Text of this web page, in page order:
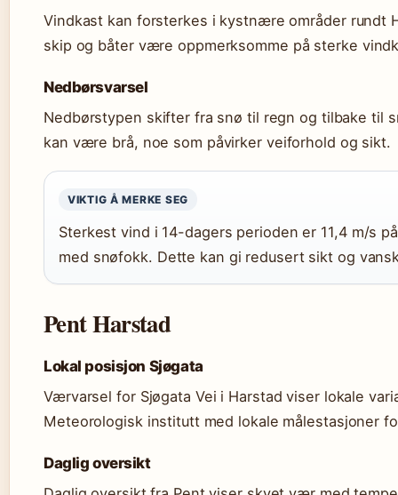
Vindkast kan forsterkes i kystnære områder rundt
skip og båter være oppmerksomme på sterke
Nedbørsvarsel
Nedbørstypen skifter fra snø til regn og tilbake til
kan være brå, noe som påvirker veiforhold og sikt.
VIKTIG Å MERKE SEG
Sterkest vind i 14-dagers perioden er 11,4 m/s
med snøfokk. Dette kan gi redusert sikt og
Pent Harstad
Lokal posisjon Sjøgata
Værvarsel for Sjøgata Vei i Harstad viser lokale
Meteorologisk institutt med lokale målestasjoner
Daglig oversikt